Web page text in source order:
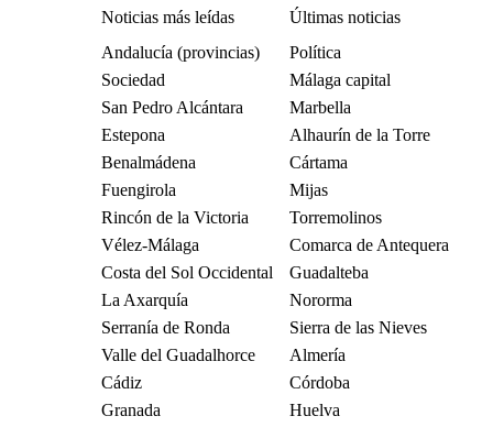
Noticias más leídas
Últimas noticias
Andalucía (provincias)
Política
Sociedad
Málaga capital
San Pedro Alcántara
Marbella
Estepona
Alhaurín de la Torre
Benalmádena
Cártama
Fuengirola
Mijas
Rincón de la Victoria
Torremolinos
Vélez-Málaga
Comarca de Antequera
Costa del Sol Occidental
Guadalteba
La Axarquía
Nororma
Serranía de Ronda
Sierra de las Nieves
Valle del Guadalhorce
Almería
Cádiz
Córdoba
Granada
Huelva